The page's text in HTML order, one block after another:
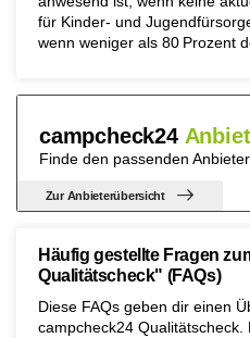
für Kinder- und
wenn weniger als 80 Prozent
campcheck24
Finde den passenden
Zur Anbieterübersicht
Häufig gestellte Fragen
Qualitätscheck" (FAQs)
Diese FAQs geben dir einen
campcheck24 Qualitätscheck.